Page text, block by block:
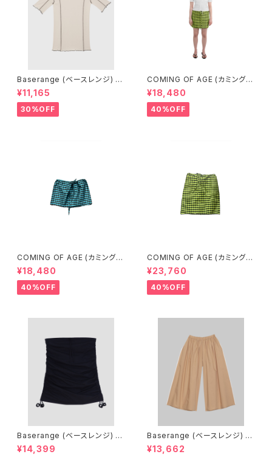
Baserange (ベースレンジ) O
MATO 3/4 TEE SHIRT (DYL
AN BEIGE)
¥11,165
30%OFF
COMING OF AGE (カミングオ
ブエイジ) DRAWSTRING MIN
I SKIRT (GINGHAM LIME/BL
ACK）
¥18,480
40%OFF
COMING OF AGE (カミングオ
ブエイジ) DRAWSTRING MIN
I SKIRT（GINGHAM TURQU
OISE/BROWN）
¥18,480
40%OFF
COMING OF AGE (カミングオ
ブエイジ) DRAWSTRING MID
I SKIRT（GINGHAM LIME/BL
ACK）
¥23,760
40%OFF
Baserange (ベースレンジ) PI
CTORIAL SKIRT (BLACK)
¥14,399
Baserange (ベースレンジ) C
ABLE PANTS (MARBLE BRO
WN)
¥13,662